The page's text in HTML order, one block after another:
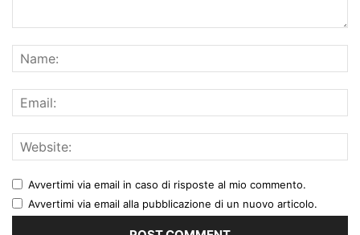
Avvertimi via email in caso di risposte al mio commento.
Avvertimi via email alla pubblicazione di un nuovo articolo.